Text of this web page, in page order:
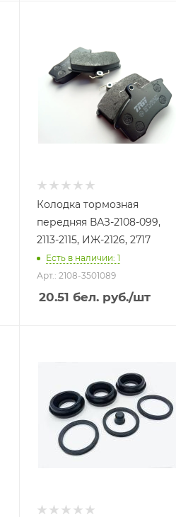
Колодка тормозная
передняя ВАЗ-2108-099,
2113-2115, ИЖ-2126, 2717
Есть в наличии: 1
Арт.: 2108-3501089
20.51 бел. руб./шт